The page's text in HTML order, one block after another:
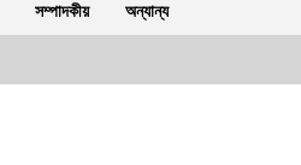
সম্পাদকীয় অন্যান্য